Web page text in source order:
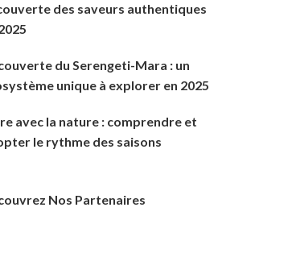
des saveurs authentiques
du Serengeti-Mara : un
unique à explorer en 2025
avec la nature : comprendre et
le rythme des saisons
Nos Partenaires